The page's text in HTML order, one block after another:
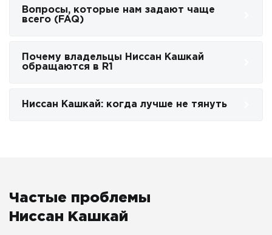
Вопросы, которые нам задают чаще
всего (FAQ)
Почему владельцы Ниссан Кашкай
обращаются в R1
Ниссан Кашкай: когда лучше не тянуть
Частые проблемы
Ниссан Кашкай